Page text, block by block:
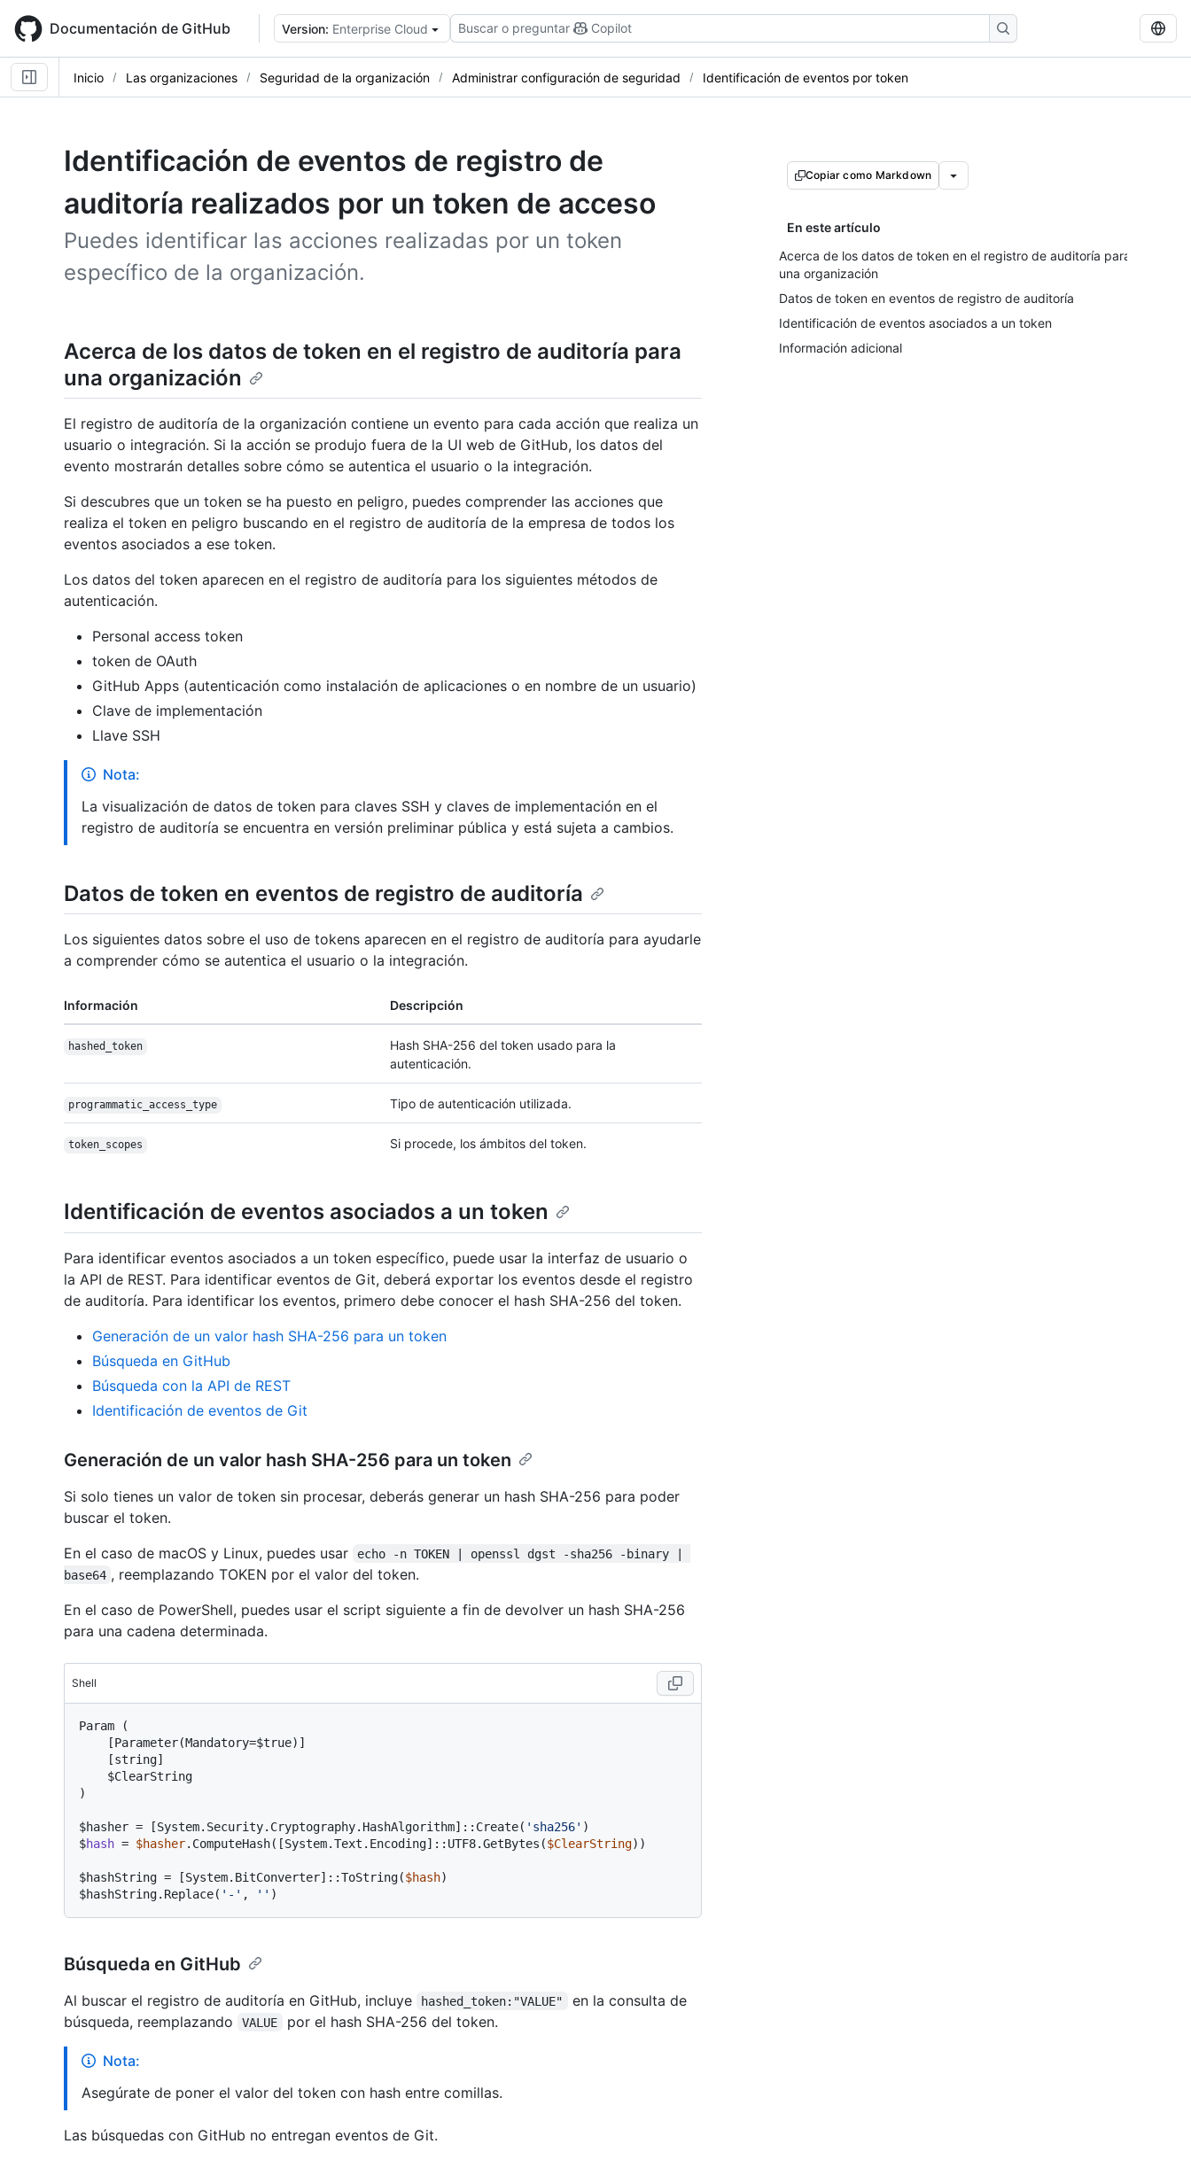
main
content
Documentación de GitHub Version: Enterprise Cloud Buscar o preguntar Copilot
Inicio Las organizaciones Seguridad de la organización Administrar configuración de seguridad Identificación de eventos por token
Identificación de eventos de registro de
auditoría realizados por un token de acceso
Puedes identificar las acciones realizadas por un token
específico de la organización.
Copiar como Markdown
En este artículo
Acerca de los datos de token en el registro de auditoría para
una organización
Datos de token en eventos de registro de auditoría
Identificación de eventos asociados a un token
Información adicional
Acerca de los datos de token en el registro de auditoría para
una organización
El registro de auditoría de la organización contiene un evento para cada acción que realiza un
usuario o integración. Si la acción se produjo fuera de la UI web de GitHub, los datos del
evento mostrarán detalles sobre cómo se autentica el usuario o la integración.
Si descubres que un token se ha puesto en peligro, puedes comprender las acciones que
realiza el token en peligro buscando en el registro de auditoría de la empresa de todos los
eventos asociados a ese token.
Los datos del token aparecen en el registro de auditoría para los siguientes métodos de
autenticación.
Personal access token
token de OAuth
GitHub Apps (autenticación como instalación de aplicaciones o en nombre de un usuario)
Clave de implementación
Llave SSH
Nota:
La visualización de datos de token para claves SSH y claves de implementación en el
registro de auditoría se encuentra en versión preliminar pública y está sujeta a cambios.
Datos de token en eventos de registro de auditoría
Los siguientes datos sobre el uso de tokens aparecen en el registro de auditoría para ayudarle
a comprender cómo se autentica el usuario o la integración.
Información Descripción
hashed_token
Hash SHA-256 del token usado para la
autenticación.
programmatic_ access_type Tipo de autenticación utilizada.
token_scopes Si procede, los ámbitos del token.
Identificación de eventos asociados a un token
Para identificar eventos asociados a un token específico, puede usar la interfaz de usuario o
la API de REST. Para identificar eventos de Git, deberá exportar los eventos desde el registro
de auditoría. Para identificar los eventos, primero debe conocer el hash SHA-256 del token.
Generación de un valor hash SHA-256 para un token
Búsqueda en GitHub
Búsqueda con la API de REST
Identificación de eventos de Git
Generación de un valor hash SHA-256 para un token
Si solo tienes un valor de token sin procesar, deberás generar un hash SHA-256 para poder
buscar el token.
En el caso de macOS y Linux, puedes usar
echo -n TOKEN | openssl dgst -sha256 -binary |
base64 , reemplazando TOKEN por el valor del token.
En el caso de PowerShell, puedes usar el script siguiente a fin de devolver un hash SHA-256
para una cadena determinada.
Shell
Param (
$hasher = [System.Security.Cryptography.HashAlgorithm]::Create( 'sha256' )
$hash = $hasher.ComputeHash([System.Text.Encoding]::UTF8.GetBytes($ClearString))
$hashString = [System.BitConverter]::ToString($hash)
$hashString.Replace( '-' , '' )
Búsqueda en GitHub
Al buscar el registro de auditoría en GitHub, incluye hashed_token:"VALUE"
en la consulta de
búsqueda, reemplazando
VALUE por el hash SHA-256 del token.
Nota:
Asegúrate de poner el valor del token con hash entre comillas.
Las búsquedas con GitHub no entregan eventos de Git.